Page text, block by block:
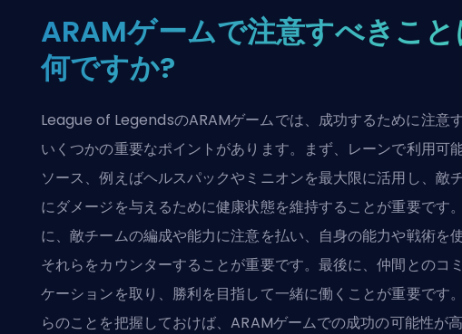
ARAMゲームで注意すべきこ
何ですか?
League of LegendsのARAMゲームでは、成功するために注意
いくつかの重要なポイントがあります。まず、レーンで利用可
ソース、例えばヘルスパックやミニオンを最大限に活用し、敵
にダメージを与えるために健康状態を維持することが重要です
に、敵チームの編成や能力に注意を払い、自身の能力や戦術を
それらをカウンターすることが重要です。最後に、仲間とのコ
ケーションを取り、勝利を目指して一緒に働くことが重要です
らのことを把握しておけば、ARAMゲームでの成功の可能性が